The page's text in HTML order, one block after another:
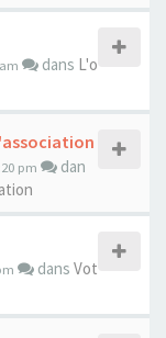
dans L'o
pm
dan
dans Vot